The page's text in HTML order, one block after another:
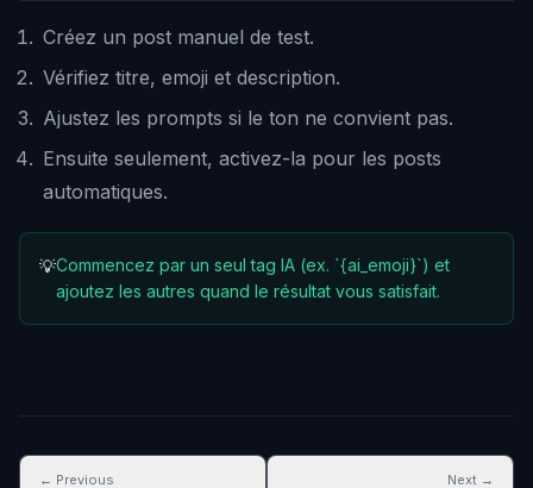
Créez un post manuel de test.
Vérifiez titre, emoji et description.
Ajustez les prompts si le ton ne convient pas.
Ensuite seulement, activez-la pour les posts
automatiques.
💡Commencez par un seul tag IA (ex. `{ai_emoji}`) et
ajoutez les autres quand le résultat vous satisfait.
← Previous Next →